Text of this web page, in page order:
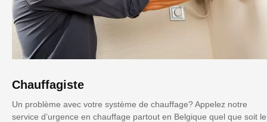
Chauffagiste
Un problème avec votre système de chauffage? Appelez notre
service d’urgence en chauffage partout en Belgique quel que soit le